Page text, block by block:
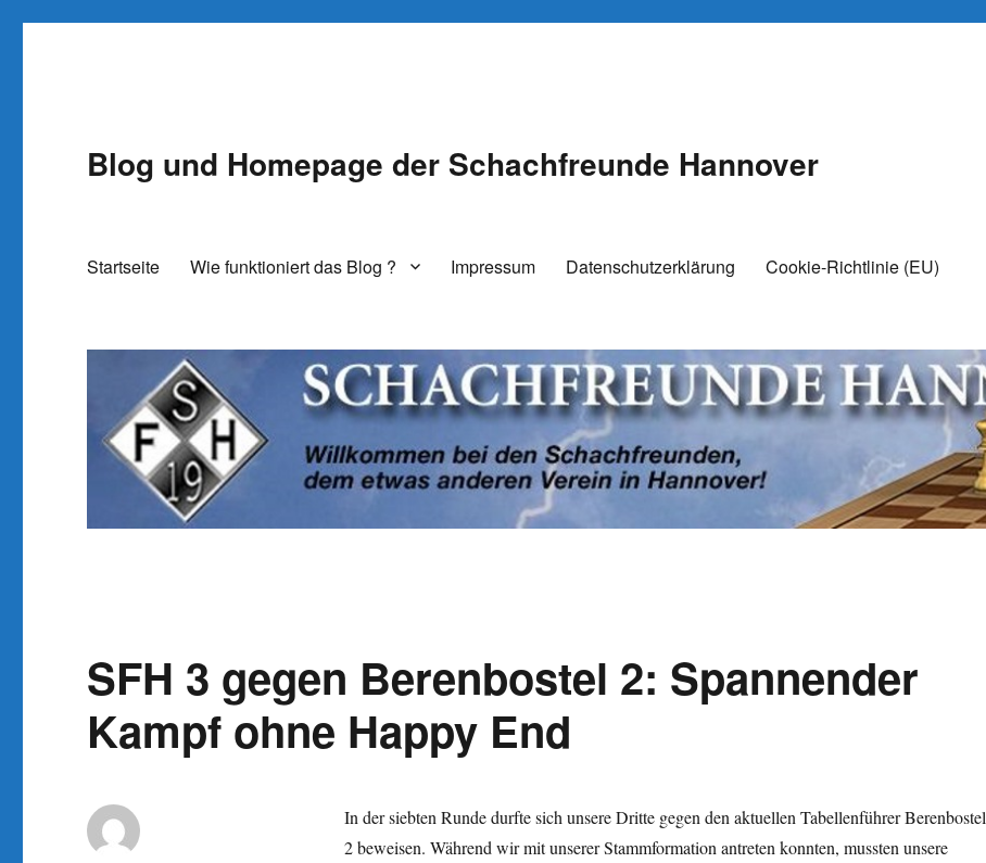
Blog und Homepage der Schachfreunde Hannover
Startseite Wie funktioniert das Blog ? Impressum Datenschutzerklärung Cookie-Richtlinie (EU)
SFH 3 gegen Berenbostel 2: Spannender
Kampf ohne Happy End
In der siebten Runde durfte sich unsere Dritte gegen den aktuellen Tabellenführer Berenbostel
2 beweisen. Während wir mit unserer Stammformation antreten konnten, mussten unsere